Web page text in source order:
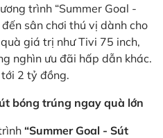
trình “Summer Goal -
sân chơi thú vị dành cho
giá trị như Tivi 75 inch,
nghìn ưu đãi hấp dẫn khác.
2 tỷ đồng.
bóng trúng ngay quà lớn
“Summer Goal - Sút